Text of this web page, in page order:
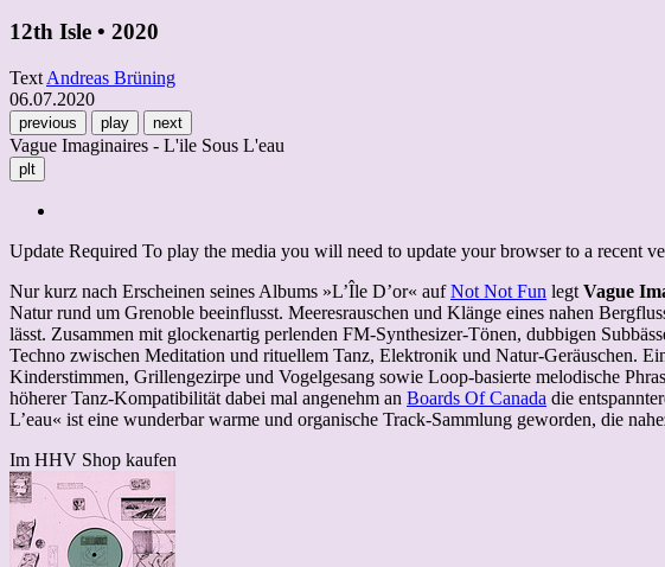
12th Isle • 2020
Text Andreas Brüning
06.07.2020
previous play next
Vague Imaginaires - L'ile Sous L'eau
plt
Update Required To play the media you will need to update your browser to a recent
Nur kurz nach Erscheinen seines Albums »L’Île D’or« aufNot Not Fun legt Vague
Natur rund um Grenoble beeinflusst. Meeresrauschen und Klänge eines nahen
lässt. Zusammen mit glockenartig perlenden FM-Synthesizer-Tönen, dubbigen
Techno zwischen Meditation und rituellem Tanz, Elektronik und Natur-Geräuschen.
Kinderstimmen, Grillengezirpe und Vogelgesang sowie Loop-basierte melodische
höherer Tanz-Kompatibilität dabei mal angenehm an Boards Of Canada die
L’eau« ist eine wunderbar warme und organische Track-Sammlung geworden, die
Im HHV Shop kaufen